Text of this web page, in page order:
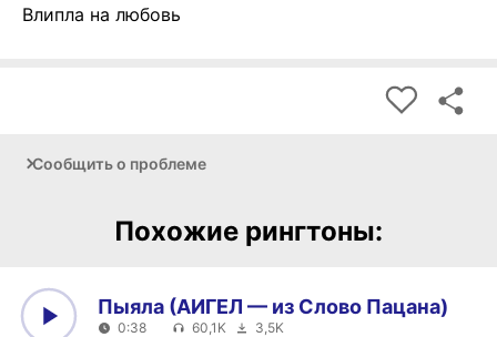
Влипла на любовь
Сообщить о проблеме
Похожие рингтоны:
Пыяла (АИГЕЛ — из Слово Пацана)
0:38 60,1K 3,5K